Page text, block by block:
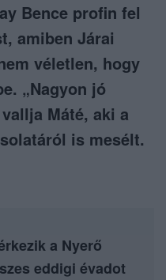
Bence profin fel
amiben Járai
véletlen, hogy
„Nagyon jó
Máté, aki a
is mesélt.
a Nyerő
eddigi évadot